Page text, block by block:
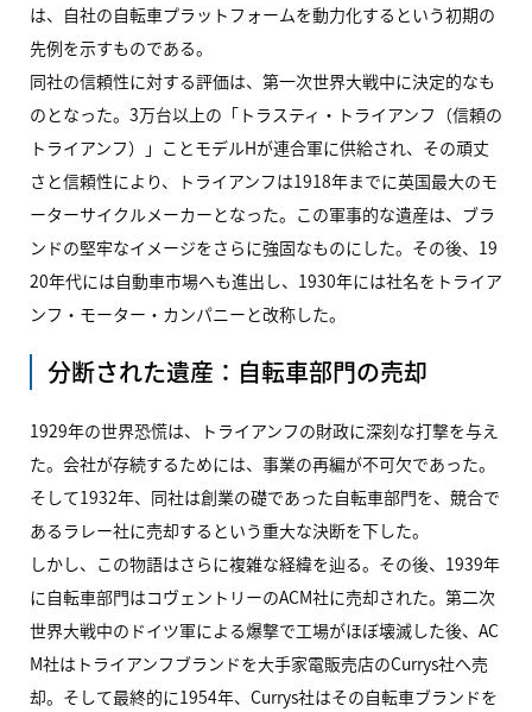
は、自社の自転車プラットフォームを動力化するという初期の
先例を示すものである。
同社の信頼性に対する評価は、第一次世界大戦中に決定的なも
のとなった。3万台以上の「トラスティ・トライアンフ（信頼の
トライアンフ）」ことモデルHが連合軍に供給され、その頑丈
さと信頼性により、トライアンフは1918年までに英国最大のモ
ーターサイクルメーカーとなった。この軍事的な遺産は、ブラ
ンドの堅牢なイメージをさらに強固なものにした。その後、19
20年代には自動車市場へも進出し、1930年には社名をトライア
ンフ・モーター・カンパニーと改称した。
分断された遺産：自転車部門の売却
1929年の世界恐慌は、トライアンフの財政に深刻な打撃を与え
た。会社が存続するためには、事業の再編が不可欠であった。
そして1932年、同社は創業の礎であった自転車部門を、競合で
あるラレー社に売却するという重大な決断を下した。
しかし、この物語はさらに複雑な経緯を辿る。その後、1939年
に自転車部門はコヴェントリーのACM社に売却された。第二次
世界大戦中のドイツ軍による爆撃で工場がほぼ壊滅した後、AC
M社はトライアンフブランドを大手家電販売店のCurrys社へ売
却。そして最終的に1954年、Currys社はその自転車ブランドを